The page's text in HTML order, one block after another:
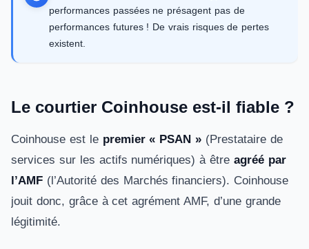
performances passées ne présagent pas de
performances futures ! De vrais risques de pertes
existent.
Le courtier Coinhouse est-il fiable ?
Coinhouse est le premier « PSAN » (Prestataire de
services sur les actifs numériques) à être agréé par
l’AMF (l’Autorité des Marchés financiers). Coinhouse
jouit donc, grâce à cet agrément AMF, d’une grande
légitimité.